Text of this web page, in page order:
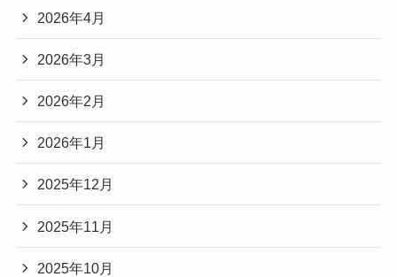
2026年4月
2026年3月
2026年2月
2026年1月
2025年12月
2025年11月
2025年10月